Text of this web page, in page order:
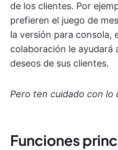
de los clientes. Por
prefieren el juego de
la versión para consola,
colaboración le ayudará
deseos de sus clientes.
Pero ten cuidado con lo
Funciones